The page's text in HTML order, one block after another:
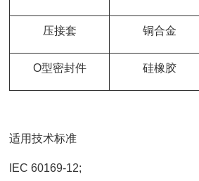
压接套 铜合金
O型密封件 硅橡胶
适用技术标准
IEC 60169-12;